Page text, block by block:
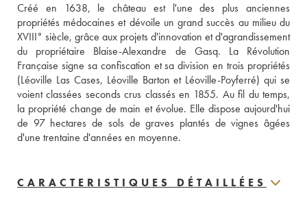
Créé en 1638, le château est l'une des plus anciennes
propriétés médocaines et dévoile un grand succès au milieu du
XVIII° siècle, grâce aux projets d'innovation et d'agrandissement
du propriétaire Blaise-Alexandre de Gasq. La Révolution
Française signe sa confiscation et sa division en trois propriétés
(Léoville Las Cases, Léoville Barton et Léoville-Poyferré) qui se
voient classées seconds crus classés en 1855. Au fil du temps,
la propriété change de main et évolue. Elle dispose aujourd'hui
de 97 hectares de sols de graves plantés de vignes âgées
d'une trentaine d'années en moyenne.
CARACTERISTIQUES DÉTAILLÉES